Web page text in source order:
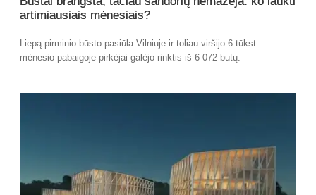
artimiausiais mėnesiais?
Liepą pirminio būsto pasiūla Vilniuje ir toliau viršijo 6 tūkst. –
mėnesio pabaigoje pirkėjai galėjo rinktis iš 6 072 butų.